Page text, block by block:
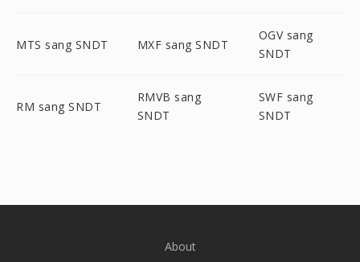
MTS sang SNDT MXF sang SNDT
OGV sang
SNDT
RM sang SNDT
RMVB sang
SNDT
SWF sang
SNDT
About